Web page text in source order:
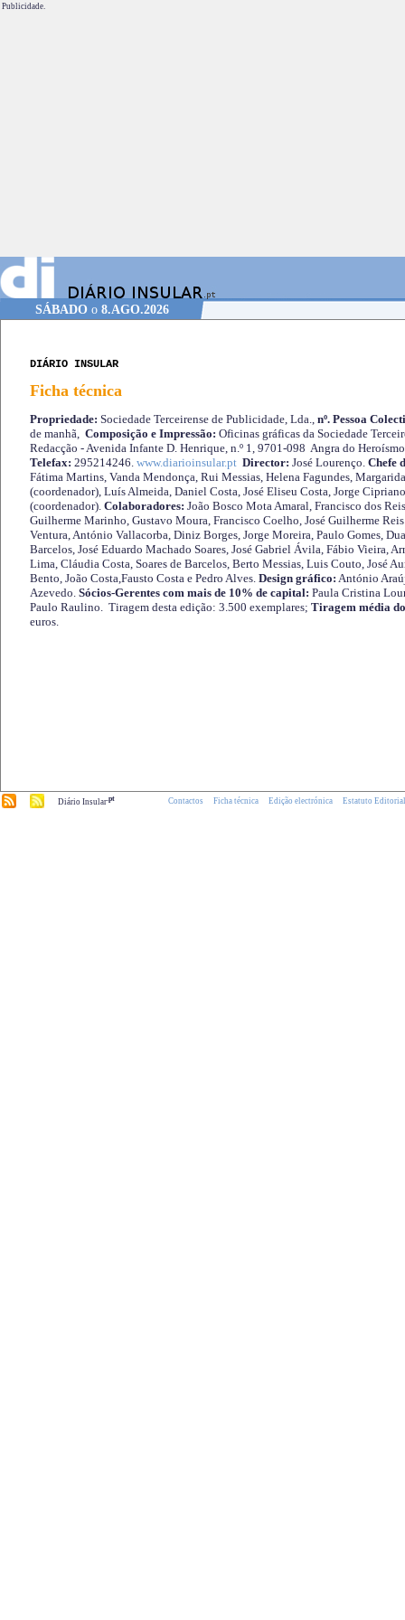
Publicidade.
SÁBADOo 8.AGO.2026
DIÁRIO INSULAR
Ficha técnica
Propriedade: Sociedade Terceirense de Publicidade, Lda., nº. Pessoa
de manhã, Composição e Impressão: Oficinas gráficas da Sociedade
Redacção - Avenida Infante D. Henrique, n.º 1, 9701-098 Angra do
Telefax: 295214246. www.diarioinsular.pt Director: José Lourenço. Chefe
Fátima Martins, Vanda Mendonça, Rui Messias, Helena Fagundes,
(coordenador), Luís Almeida, Daniel Costa, José Eliseu Costa, Jorge
(coordenador). Colaboradores: João Bosco Mota Amaral, Francisco dos
Guilherme Marinho, Gustavo Moura, Francisco Coelho, José Guilherme
Ventura, António Vallacorba, Diniz Borges, Jorge Moreira, Paulo Gomes,
Barcelos, José Eduardo Machado Soares, José Gabriel Ávila, Fábio Vieira,
Lima, Cláudia Costa, Soares de Barcelos, Berto Messias, Luis Couto, José
Bento, João Costa,Fausto Costa e Pedro Alves. Design gráfico: António
Azevedo. Sócios-Gerentes com mais de 10% de capital: Paula Cristina
Paulo Raulino. Tiragem desta edição: 3.500 exemplares; Tiragem média
euros.
Diário Insular.pt Contactos Ficha técnica Edição electrónica Estatuto Editorial